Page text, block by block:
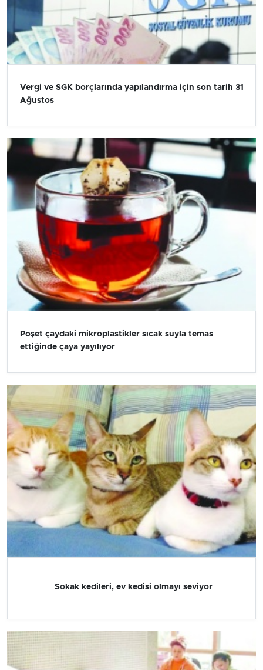
Vergi ve SGK borçlarında yapılandırma için son tarih 31
Ağustos
Poşet çaydaki mikroplastikler sıcak suyla temas
ettiğinde çaya yayılıyor
Sokak kedileri, ev kedisi olmayı seviyor